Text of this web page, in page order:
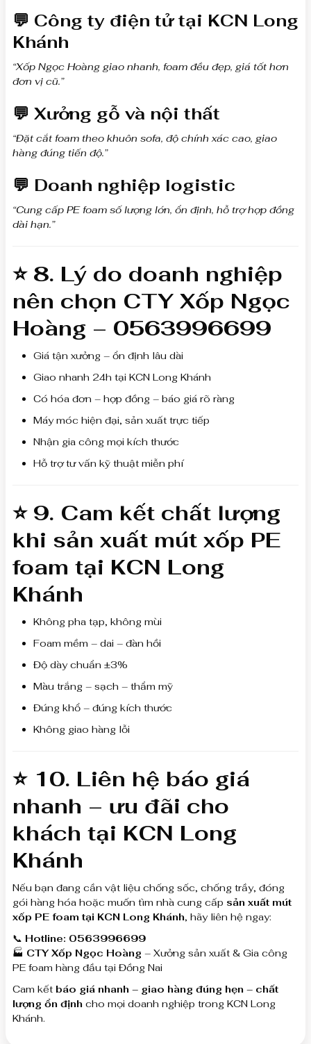
💬 Công ty điện tử tại KCN Long
Khánh
“Xốp Ngọc Hoàng giao nhanh, foam đều đẹp, giá tốt hơn
đơn vị cũ.”
💬 Xưởng gỗ và nội thất
“Đặt cắt foam theo khuôn sofa, độ chính xác cao, giao
hàng đúng tiến độ.”
💬 Doanh nghiệp logistic
“Cung cấp PE foam số lượng lớn, ổn định, hỗ trợ hợp đồng
dài hạn.”
⭐ 8. Lý do doanh nghiệp
nên chọn CTY Xốp Ngọc
Hoàng – 0563996699
Giá tận xưởng – ổn định lâu dài
Giao nhanh 24h tại KCN Long Khánh
Có hóa đơn – hợp đồng – báo giá rõ ràng
Máy móc hiện đại, sản xuất trực tiếp
Nhận gia công mọi kích thước
Hỗ trợ tư vấn kỹ thuật miễn phí
⭐ 9. Cam kết chất lượng
khi sản xuất mút xốp PE
foam tại KCN Long
Khánh
Không pha tạp, không mùi
Foam mềm – dai – đàn hồi
Độ dày chuẩn ±3%
Màu trắng – sạch – thẩm mỹ
Đúng khổ – đúng kích thước
Không giao hàng lỗi
⭐ 10. Liên hệ báo giá
nhanh – ưu đãi cho
khách tại KCN Long
Khánh
Nếu bạn đang cần vật liệu chống sốc, chống trầy, đóng
gói hàng hóa hoặc muốn tìm nhà cung cấp sản xuất mút
xốp PE foam tại KCN Long Khánh, hãy liên hệ ngay:
📞 Hotline: 0563996699
🏭 CTY Xốp Ngọc Hoàng – Xưởng sản xuất & Gia công
PE foam hàng đầu tại Đồng Nai
Cam kết báo giá nhanh – giao hàng đúng hẹn – chất
lượng ổn định cho mọi doanh nghiệp trong KCN Long
Khánh.